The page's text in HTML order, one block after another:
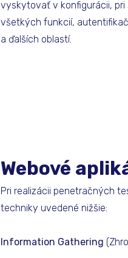
vyskytovať v konfigurácii, pri
všetkých funkcií,
a ďalších oblastí.
Webové
Pri realizácii penetračných
techniky uvedené nižšie:
Information Gathering